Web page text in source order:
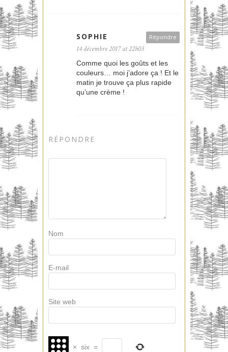
Répondre
SOPHIE
14 décembre 2017 at 22h03
Comme quoi les goûts et les
couleurs… moi j’adore ça ! Et le
matin je trouve ça plus rapide
qu’une crème !
RÉPONDRE
Nom
E-mail
Site web
× six =